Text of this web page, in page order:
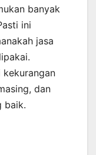
banyak
ini
jasa
kekurangan
dan
baik.